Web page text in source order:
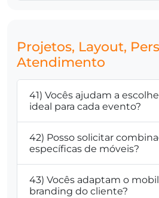
Projetos, Layout,
Atendimento
41) Vocês ajudam a
ideal para cada evento?
42) Posso solicitar
específicas de móveis?
43) Vocês adaptam o
branding do cliente?